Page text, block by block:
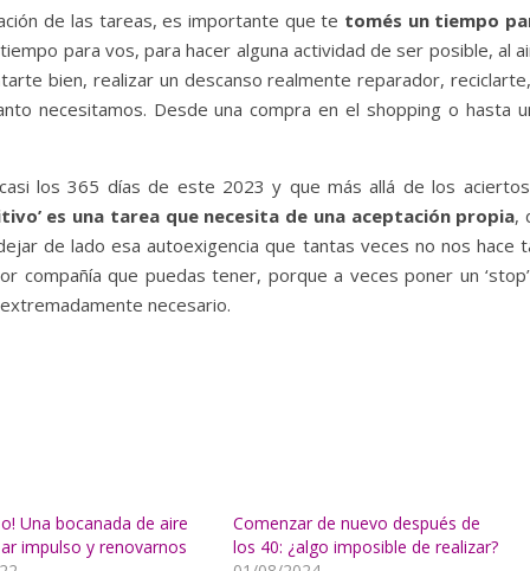
de las tareas, es importante que te tomés un tiempo
tiempo para vos, para hacer alguna actividad de ser posible, al
bien, realizar un descanso realmente reparador,
necesitamos. Desde una compra en el shopping o hasta
los 365 días de este 2023 y que más allá de los
es una tarea que necesita de una aceptación propia,
de lado esa autoexigencia que tantas veces no nos hace
compañía que puedas tener, porque a veces poner un
necesario.
Una bocanada de aire
impulso y renovarnos
Comenzar de nuevo después de
los 40: ¿algo imposible de realizar?